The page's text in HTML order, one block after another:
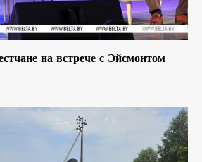
на встрече с Эйсмонтом